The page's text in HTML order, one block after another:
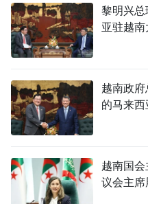
黎明兴
亚驻越南
越南政
的马来
越南国
议会主